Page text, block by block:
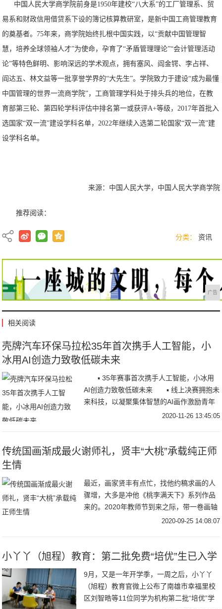
中国人民大学商学院前身是1950年建校“八大系”的工厂管理系、贸
易系和财政信用借贷系下设的簿记核算教研室，是新中国工商管理教育
的奠基者。75年来，商学院始终扎根中国实践，以“贡献中国管理智
慧，培养全球领袖人才”为使命，孕育了“矛盾管理理论”“会计管理活动
论”等特色鲜明、影响深远的学术观点，拥有塞风、阎金锷、李占祥、
阎达五、林文益等一批享誉学界的“大先生”。学院致力于建设“成为最懂
中国管理的世界一流商学院”，工商管理学科处于排头兵的地位，在教
育部第三轮、第四轮学科评估中排名第一或获评A+等级，2017年首批入
选国家“双一流”建设学科名单，2022年继续入选第二轮国家“双一流”建
设学科名单。
来源：中国人民大学，中国人民大学商学院
推荐阅读：
分类： 资讯
广告
相关阅读
壳牌汽车环保马拉松35年首次携手人工智能，小
冰用AI创造力致敬低碳未来
▪ 35年赛事首次携手人工智能，小冰用
AI创造力致敬低碳未来 ▪ 线上决赛拥抱未
来科技，以凝聚集体智慧的AI画作激励青年
学子持续创新 11月25日，202020-11-26 13:45:05
传统国画渐成最火谢师礼，贤丰“大桃”承载纯正师
生情
最近，画家贤丰有点忙，找他约稿求画的人
骤增，大多是冲他《桃李满天下》系列作品
来的。2020年教师节到来之际，带一卷画轴
拜访恩师，将典雅脱俗、寓意纯正的传统国
2020-09-25 14:08:07
小丫丫（旭程）教育：第二批免费“培优”生已入学
9月，又是一年开学季，一周之后，小丫丫
（旭程）教育官微上公布了南雄市幸福里校
区刘智晧等11位同学为机构第二批“培优”学